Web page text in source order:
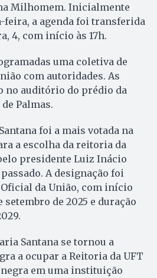
Milhomem. Inicialmente
a agenda foi transferida
4, com início às 17h.
uma coletiva de
com autoridades. As
no auditório do prédio da
Palmas.
foi a mais votada na
a escolha da reitoria da
presidente Luiz Inácio
A designação foi
da União, com início
setembro de 2025 e duração
Santana se tornou a
a ocupar a Reitoria da UFT
em uma instituição